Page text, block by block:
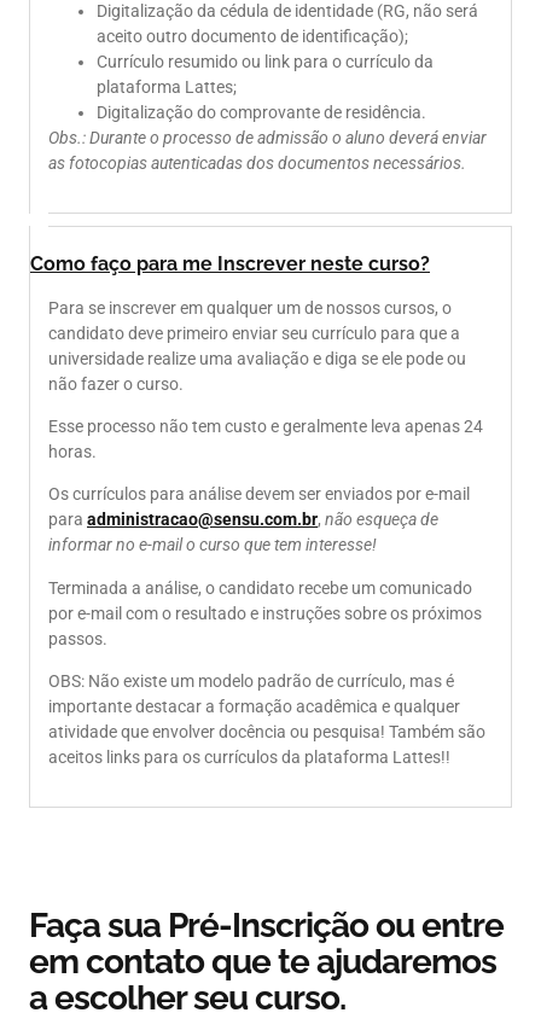
Digitalização da cédula de identidade (RG, não será
aceito outro documento de identificação);
Currículo resumido ou link para o currículo da
plataforma Lattes;
Digitalização do comprovante de residência.
Obs.: Durante o processo de admissão o aluno deverá enviar
as fotocopias autenticadas dos documentos necessários.
Como faço para me Inscrever neste curso?
Para se inscrever em qualquer um de nossos cursos, o
candidato deve primeiro enviar seu currículo para que a
universidade realize uma avaliação e diga se ele pode ou
não fazer o curso.
Esse processo não tem custo e geralmente leva apenas 24
horas.
Os currículos para análise devem ser enviados por e-mail
para administracao@sensu.com.br, não esqueça de
informar no e-mail o curso que tem interesse!
Terminada a análise, o candidato recebe um comunicado
por e-mail com o resultado e instruções sobre os próximos
passos.
OBS: Não existe um modelo padrão de currículo, mas é
importante destacar a formação acadêmica e qualquer
atividade que envolver docência ou pesquisa! Também são
aceitos links para os currículos da plataforma Lattes!!
Faça sua Pré-Inscrição ou entre
em contato que te ajudaremos
a escolher seu curso.